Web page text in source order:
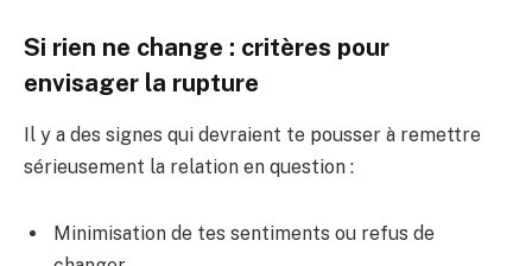
Si rien ne change : critères pour
envisager la rupture
Il y a des signes qui devraient te pousser à remettre
sérieusement la relation en question :
Minimisation de tes sentiments ou refus de